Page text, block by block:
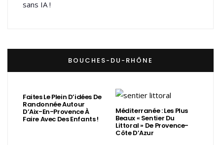
sans IA !
BOUCHES-DU-RHÔNE
Faites Le Plein D’idées De
Randonnée Autour
D’Aix-En-Provence À
Faire Avec Des Enfants !
Méditerranée : Les Plus
Beaux « Sentier Du
Littoral » De Provence-
Côte D’Azur